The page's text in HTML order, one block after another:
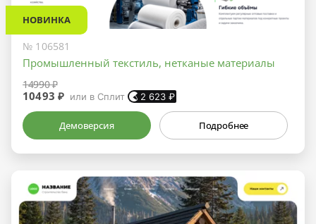
НОВИНКА
№ 106581
Промышленный текстиль, нетканые материалы
14990 ₽
10493 ₽ или в Сплит 2 623 ₽
Демоверсия Подробнее